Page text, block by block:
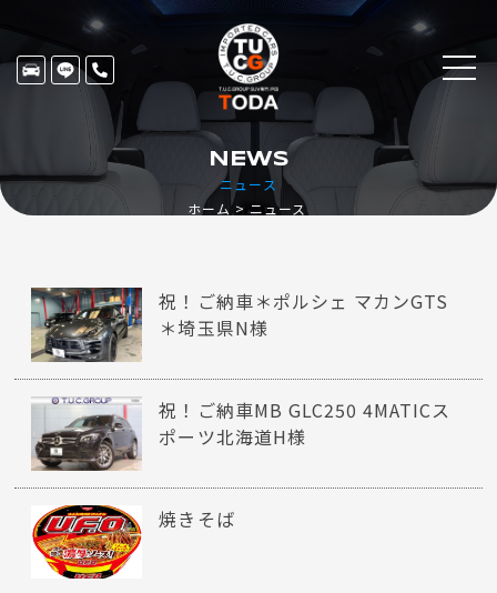
ニュース
NEWS
ホーム ニュース
祝！ご納車＊ポルシェ マカンGTS
＊埼玉県N様
祝！ご納車MB GLC250 4MATICス
ポーツ北海道H様
焼きそば